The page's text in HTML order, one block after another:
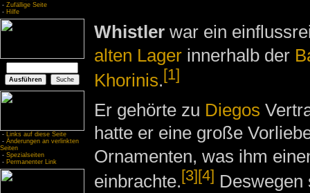
- Zufällige Seite
- Hilfe
- Links auf diese Seite
- Änderungen an verlinkten
Seiten
- Spezialseiten
- Permanenter Link
Whistlerwar ein
alten Lagerinnerhalb der
Khorinis. [1]
Er gehörte zu Diegos
hatte er eine große
Ornamenten, was ihm
einbrachte. [3] [4] Deswegen